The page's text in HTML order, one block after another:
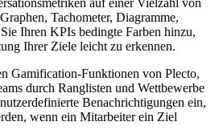
auf einer Vielzahl von
Tachometer, Diagramme,
Ihren KPIs bedingte Farben hinzu,
Ihrer Ziele leicht zu erkennen.
Gamification-Funktionen von Plecto,
durch Ranglisten und Wettbewerbe
Benachrichtigungen ein,
wenn ein Mitarbeiter ein Ziel